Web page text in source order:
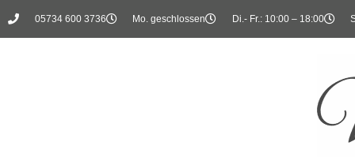
05734 600 3736 Mo. geschlossen Di.- Fr.: 10:00 – 18:00